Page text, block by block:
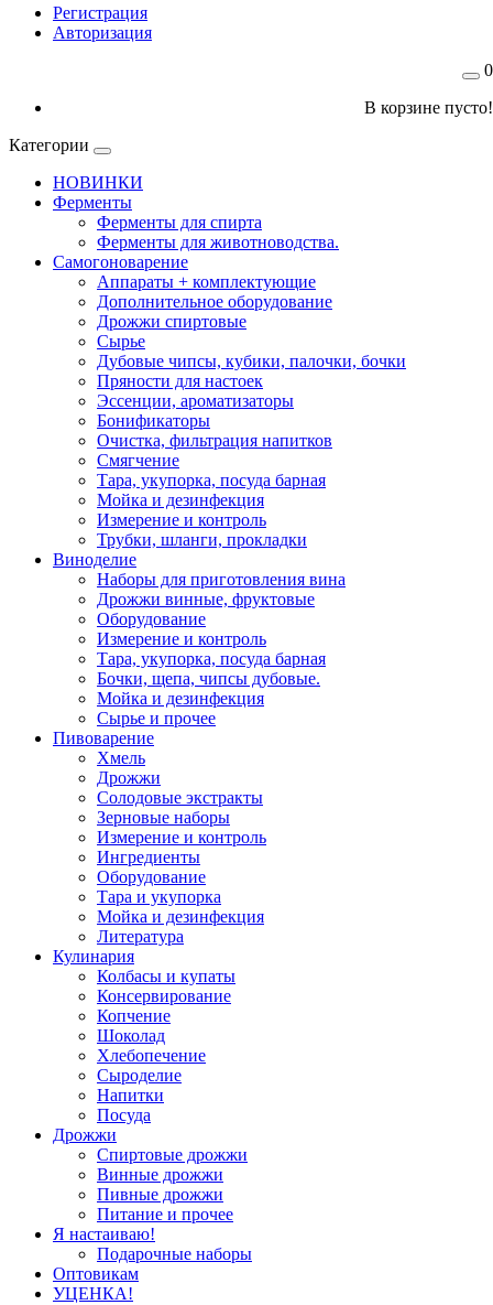
Регистрация
Авторизация
0
В корзине пусто!
Категории
НОВИНКИ
Ферменты
Ферменты для спирта
Ферменты для животноводства.
Самогоноварение
Аппараты + комплектующие
Дополнительное оборудование
Дрожжи спиртовые
Сырье
Дубовые чипсы, кубики, палочки, бочки
Пряности для настоек
Эссенции, ароматизаторы
Бонификаторы
Очистка, фильтрация напитков
Смягчение
Тара, укупорка, посуда барная
Мойка и дезинфекция
Измерение и контроль
Трубки, шланги, прокладки
Виноделие
Наборы для приготовления вина
Дрожжи винные, фруктовые
Оборудование
Измерение и контроль
Тара, укупорка, посуда барная
Бочки, щепа, чипсы дубовые.
Мойка и дезинфекция
Сырье и прочее
Пивоварение
Хмель
Дрожжи
Солодовые экстракты
Зерновые наборы
Измерение и контроль
Ингредиенты
Оборудование
Тара и укупорка
Мойка и дезинфекция
Литература
Кулинария
Колбасы и купаты
Консервирование
Копчение
Шоколад
Хлебопечение
Сыроделие
Напитки
Посуда
Дрожжи
Спиртовые дрожжи
Винные дрожжи
Пивные дрожжи
Питание и прочее
Я настаиваю!
Подарочные наборы
Оптовикам
УЦЕНКА!